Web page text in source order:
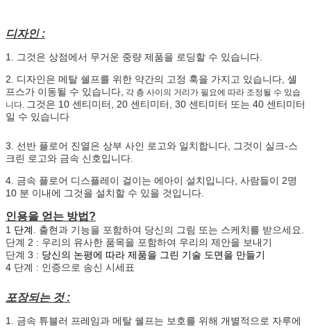
디자인 :
1. 그것은 상점에서 무거운 중량 제품을 로딩할 수 있습니다
2. 디자인은 메탈 쉘프를 위한 약간의 고정 훅을 가지고 있습니다, 셸
프스가 이동될 수 있습니다, 각 층 사이의 거리가 필요에 따라 조정될 수 있습
니다. 그것은 10 센티미터, 20 센티미터, 30 센티미터 또는 40 센티미터
일 수 있습니다
3. 선반 플로어 진열은 상부 사인 로고와 일치합니다, 그것이 실크-스
크린 로고와 금속 신호입니다.
4. 금속 플로어 디스플레이 걸이는 에아이 설치입니다, 사람들이 2명
10 분 이내에 그것을 설치할 수 있을 것입니다.
인용을 얻는 방법?
1 단계
. 출현과 기능을 포함하여 당신의 그림 또는 스케치를 받으세요.
단계 2 : 우리의 유사한 품목을 포함하여 우리의 제안을 보내기
단계 3 : 당신의 논평에 따라 제품을 그린 기술 도면을 만들기
4 단계 : 인증으로 송신 시세표
포장되는 것 :
1. 금속 튜블러 프레임과 메탈 쉘프는 보호를 위해 개별적으로 자루에